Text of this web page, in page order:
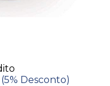
(5% Desconto)